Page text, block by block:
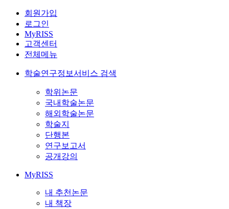
회원가입
로그인
MyRISS
고객센터
전체메뉴
학술연구정보서비스 검색
학위논문
국내학술논문
해외학술논문
학술지
단행본
연구보고서
공개강의
MyRISS
내 추천논문
내 책장